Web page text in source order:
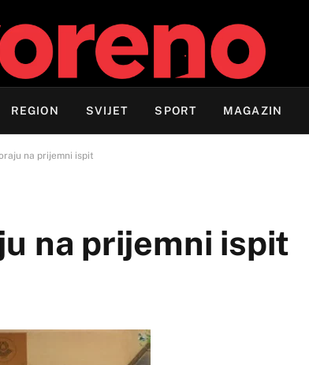
REGION SVIJET SPORT MAGAZIN
na prijemni ispit
na prijemni ispit